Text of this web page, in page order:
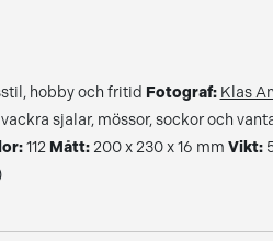
hobby och fritid Fotograf: Klas
sjalar, mössor, sockor och
112 Mått:200 x 230 x 16 mm Vikt: